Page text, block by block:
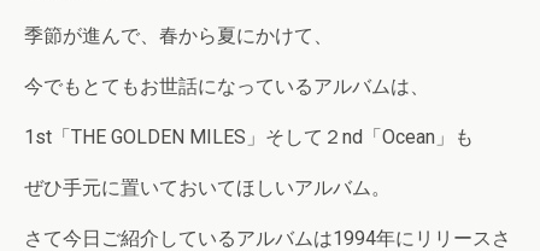
季節が進んで、春から夏にかけて、
今でもとてもお世話になっているアルバムは、
1st「THE GOLDEN MILES」そして２nd「Ocean」も
ぜひ手元に置いておいてほしいアルバム。
さて今日ご紹介しているアルバムは1994年にリリースさ